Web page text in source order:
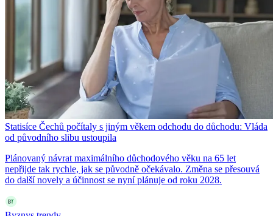
Statisíce Čechů počítaly s jiným věkem odchodu do důchodu: Vláda
od původního slibu ustoupila
Plánovaný návrat maximálního důchodového věku na 65 let
nepřijde tak rychle, jak se původně očekávalo. Změna se přesouvá
do další novely a účinnost se nyní plánuje od roku 2028.